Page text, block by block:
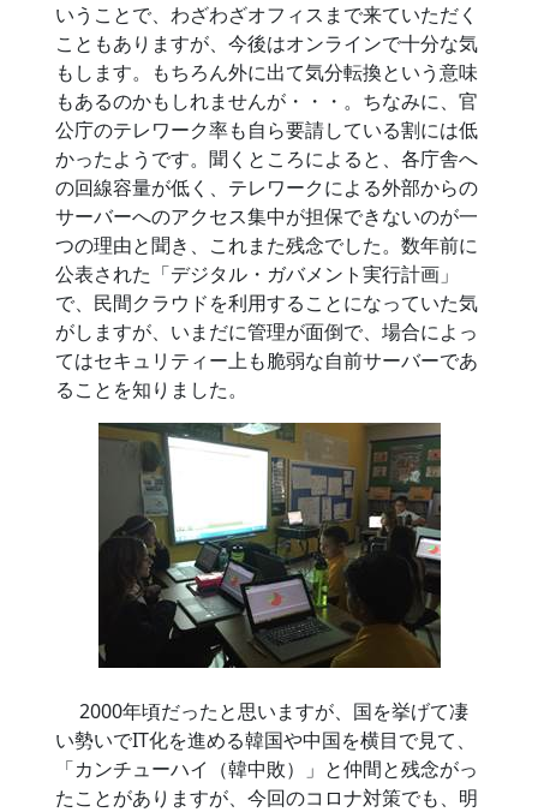
いうことで、わざわざオフィスまで来ていただく
こともありますが、今後はオンラインで十分な気
もします。もちろん外に出て気分転換という意味
もあるのかもしれませんが・・・。ちなみに、官
公庁のテレワーク率も自ら要請している割には低
かったようです。聞くところによると、各庁舎へ
の回線容量が低く、テレワークによる外部からの
サーバーへのアクセス集中が担保できないのが一
つの理由と聞き、これまた残念でした。数年前に
公表された「デジタル・ガバメント実行計画」
で、民間クラウドを利用することになっていた気
がしますが、いまだに管理が面倒で、場合によっ
てはセキュリティー上も脆弱な自前サーバーであ
ることを知りました。
2000年頃だったと思いますが、国を挙げて凄
い勢いでIT化を進める韓国や中国を横目で見て、
「カンチューハイ（韓中敗）」と仲間と残念がっ
たことがありますが、今回のコロナ対策でも、明